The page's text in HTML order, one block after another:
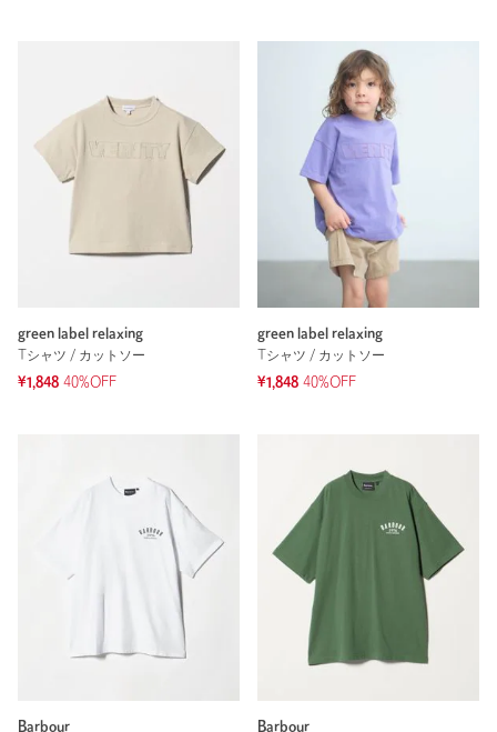
green label relaxing
Tシャツ / カットソー
¥1,848 40%OFF
green label relaxing
Tシャツ / カットソー
¥1,848 40%OFF
Barbour Barbour